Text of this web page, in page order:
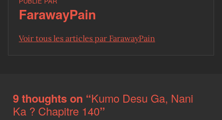
FarawayPain
Voir tous les articles par FarawayPain
9 thoughts on “Kumo Desu Ga, Nani
Ka ? Chapitre 140”